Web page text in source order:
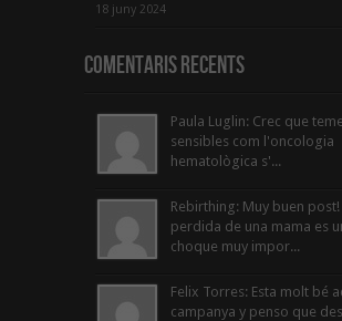
18 juny 2024
Comentaris Recents
Paula Luglin: Crec que
sensibles com l'oncologia
hematològica s'...
Rebirthing: Muy buen post!
perdida de una mama es
choque muy impor...
Felix Torres: Esta molt bé
campanya y penso que